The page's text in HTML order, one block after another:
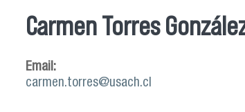
Carmen Torres
Email:
carmen.torres@usach.cl